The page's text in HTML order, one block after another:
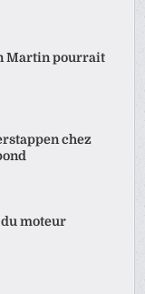
Martin pourrait
chez
moteur